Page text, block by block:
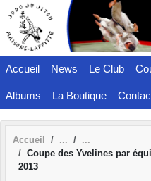
Accueil News Le Club
Albums La Boutique
Accueil
Coupe des Yvelines par
2013
Panneau de gestion des